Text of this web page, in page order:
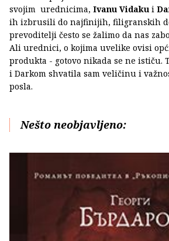
svojim urednicima, Ivanu Vidaku i
ih izbrusili do najfinijih, filigranskih
prevoditelji često se žalimo da nas
Ali urednici, o kojima uvelike ovisi
produkta - gotovo nikada se ne ističu.
i Darkom shvatila sam veličinu i
posla.
Nešto neobjavljeno: